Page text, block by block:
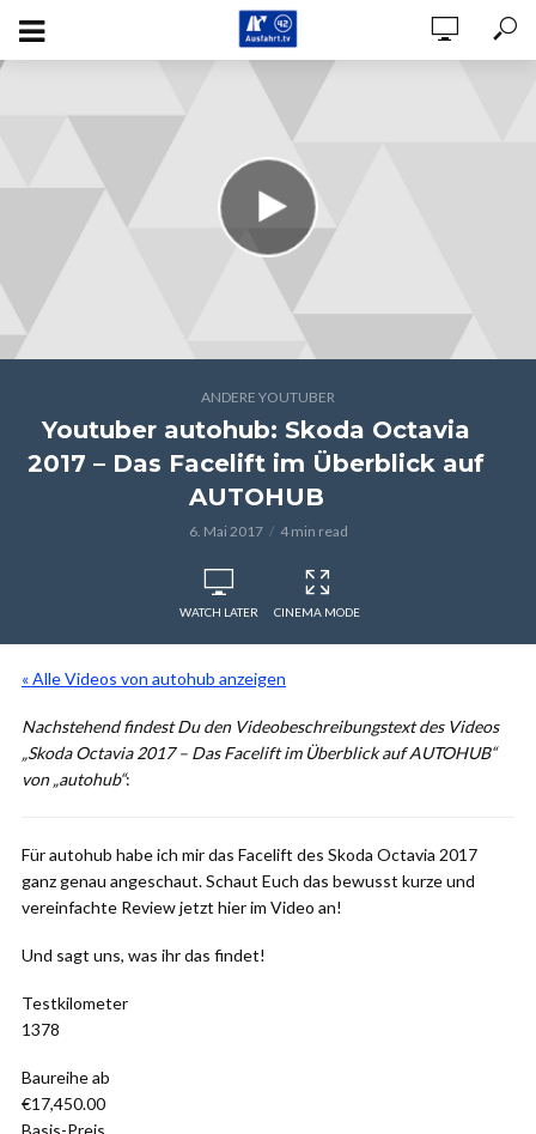
ANDERE YOUTUBER
Youtuber autohub: Skoda Octavia
2017 – Das Facelift im Überblick auf
AUTOHUB
6. Mai 2017 4 min read
WATCH LATER CINEMA MODE
« Alle Videos von autohub anzeigen
Nachstehend findest Du den Videobeschreibungstext des Videos
„Skoda Octavia 2017 – Das Facelift im Überblick auf AUTOHUB“
von „autohub“:
Für autohub habe ich mir das Facelift des Skoda Octavia 2017
ganz genau angeschaut. Schaut Euch das bewusst kurze und
vereinfachte Review jetzt hier im Video an!
Und sagt uns, was ihr das findet!
Testkilometer
1378
Baureihe ab
€17,450.00
Basis-Preis